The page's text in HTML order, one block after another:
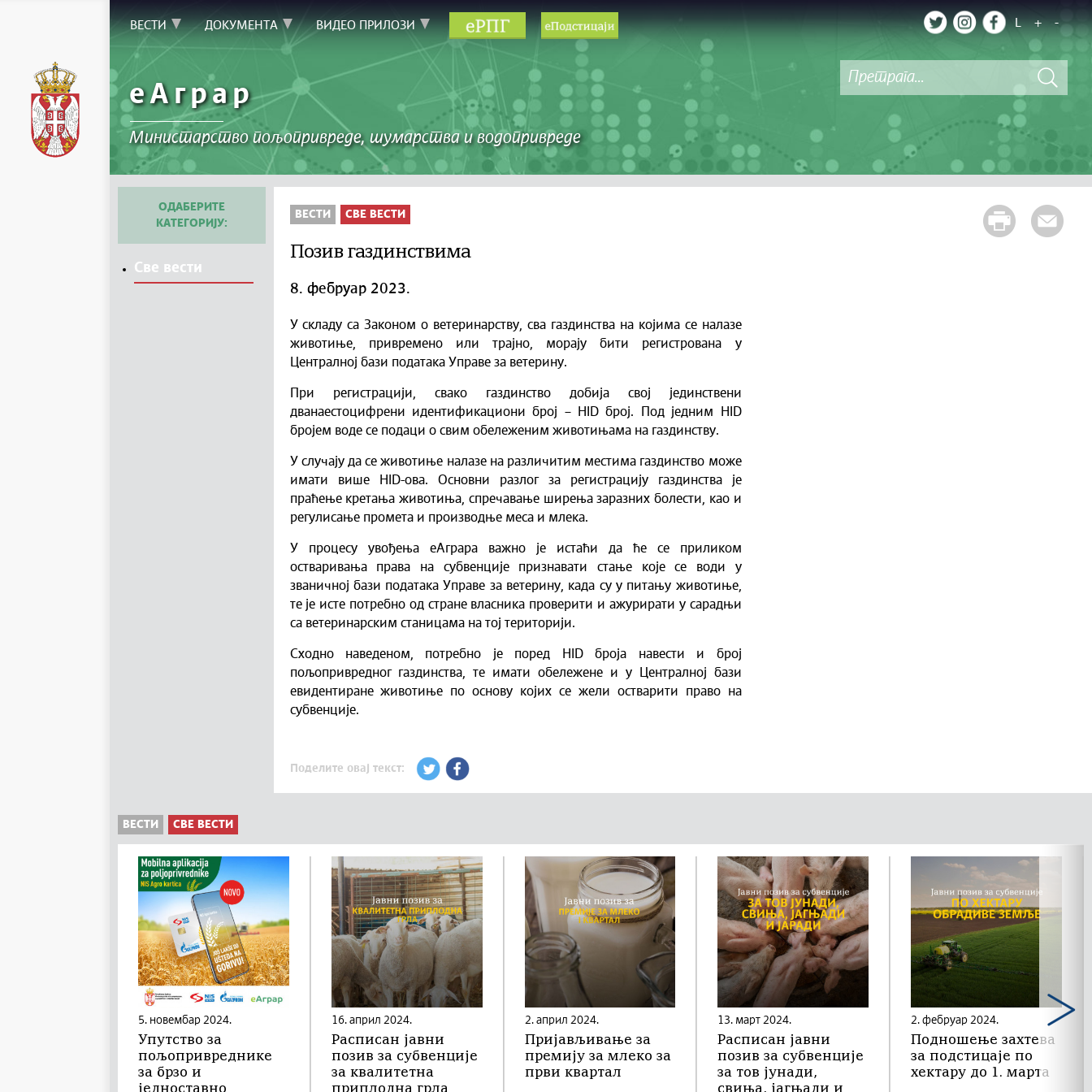
ВЕСТИ ДОКУМЕНТА ВИДЕО ПРИЛОЗИ L + -
еАграр
Министарство пољопривреде, шумарства и водопривреде
ОДАБЕРИТЕ
КАТЕГОРИЈУ:
Све вести
ВЕСТИ СВЕ ВЕСТИ
Позив газдинствима
8. фебруар 2023.
У складу са Законом о ветеринарству, сва газдинства на којима се налазе
животиње, привремено или трајно, морају бити регистрована у
Централној бази података Управе за ветерину.
При регистрацији, свако газдинство добија свој јединствени
дванаестоцифрени идентификациони број – HID број. Под једним HID
бројем воде се подаци о свим обележеним животињама на газдинству.
У случају да се животиње налазе на различитим местима газдинство може
имати више HID-ова. Основни разлог за регистрацију газдинства је
праћење кретања животиња, спречавање ширења заразних болести, као и
регулисање промета и производње меса и млека.
У процесу увођења еАграра важно је истаћи да ће се приликом
остваривања права на субвенције признавати стање које се води у
званичној бази података Управе за ветерину, када су у питању животиње,
те је исте потребно од стране власника проверити и ажурирати у сарадњи
са ветеринарским станицама на тој територији.
Сходно наведеном, потребно је поред HID броја навести и број
пољопривредног газдинства, те имати обележене и у Централној бази
евидентиране животиње по основу којих се жели остварити право на
субвенције.
Поделите овај текст:
ВЕСТИ СВЕ ВЕСТИ
5. новембар 2024.
Упутство за
пољопривреднике
за брзо и
једноставно
16. април 2024.
Расписан јавни
позив за субвенције
за квалитетна
приплодна грла
2. април 2024.
Пријављивање за
премију за млеко за
први квартал
13. март 2024.
Расписан jавни
позив за субвенције
за тов јунади,
свиња, јагњади и
2. фебруар 2024.
Подношење захтева
за подстицаје по
хектару до 1. марта